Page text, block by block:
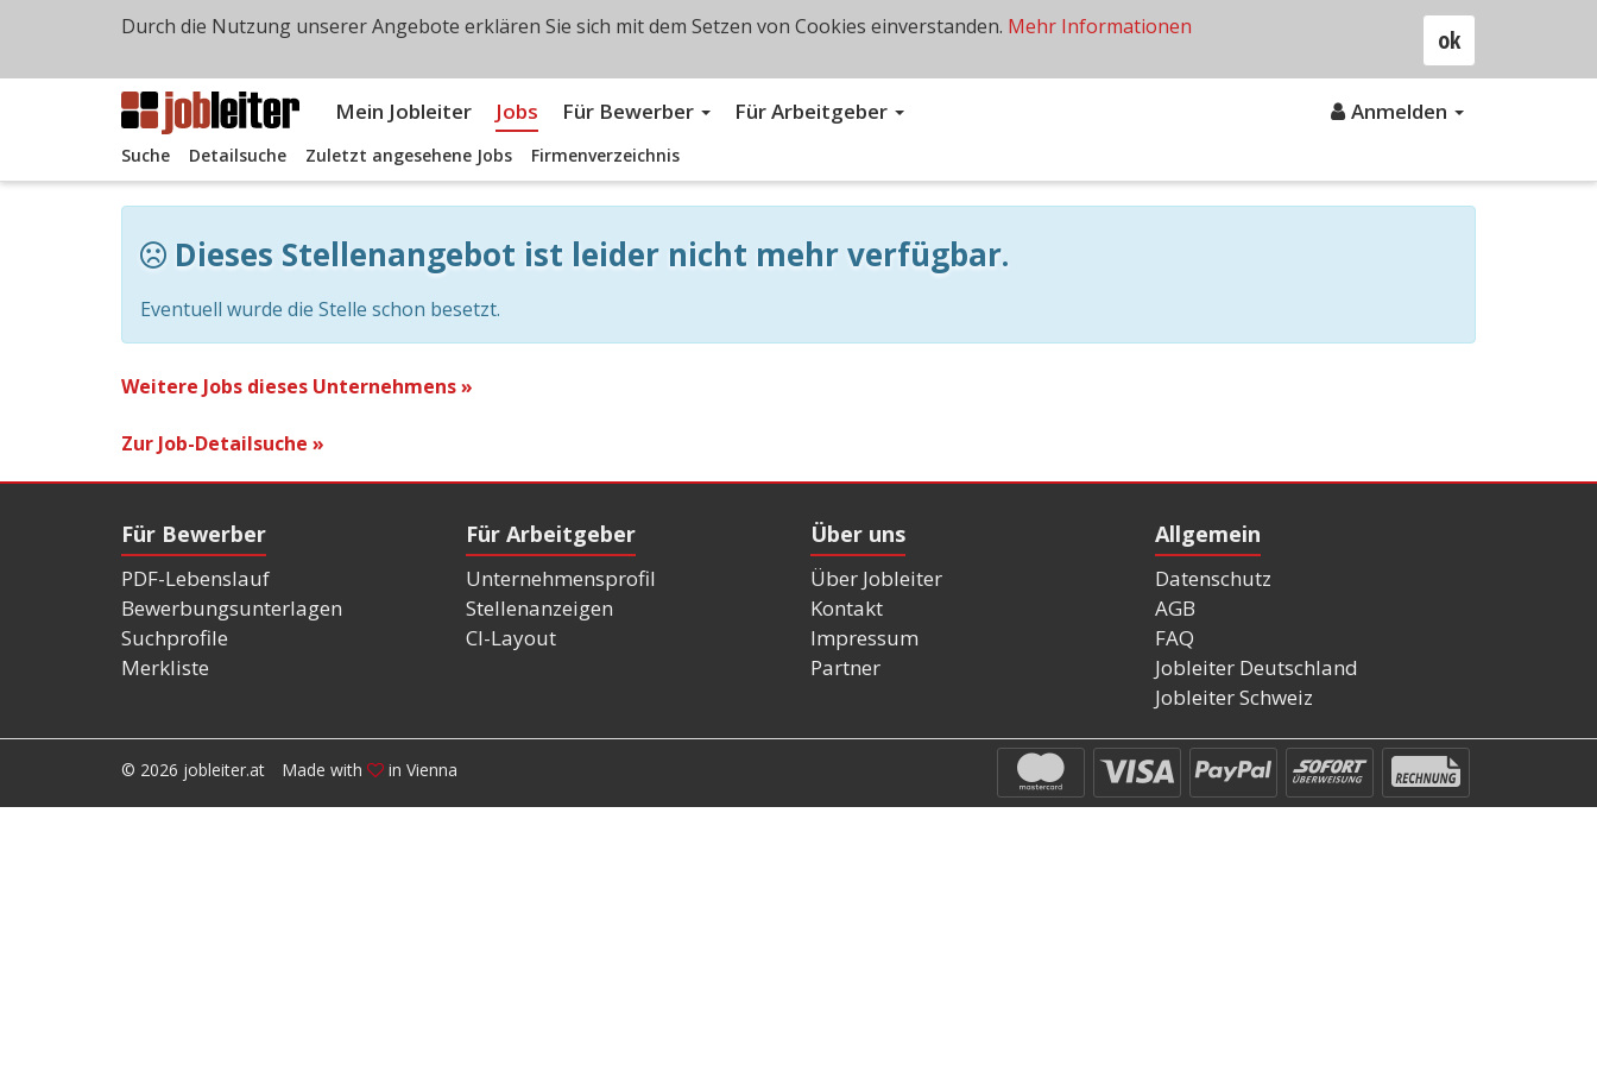
Mein Jobleiter Jobs Für Bewerber Für Arbeitgeber Anmelden
Suche Detailsuche Zuletzt angesehene Jobs Firmenverzeichnis
Dieses Stellenangebot ist leider nicht mehr verfügbar.
Eventuell wurde die Stelle schon besetzt.
Weitere Jobs dieses Unternehmens »
Zur Job-Detailsuche »
Für Bewerber
PDF-Lebenslauf
Bewerbungsunterlagen
Suchprofile
Merkliste
Für Arbeitgeber
Unternehmensprofil
Stellenanzeigen
CI-Layout
Über uns
Über Jobleiter
Kontakt
Impressum
Partner
Allgemein
Datenschutz
AGB
FAQ
Jobleiter Deutschland
Jobleiter Schweiz
© 2026 jobleiter.at Made with in Vienna
ok
Durch die Nutzung unserer Angebote erklären Sie sich mit dem Setzen von Cookies einverstanden. Mehr Informationen